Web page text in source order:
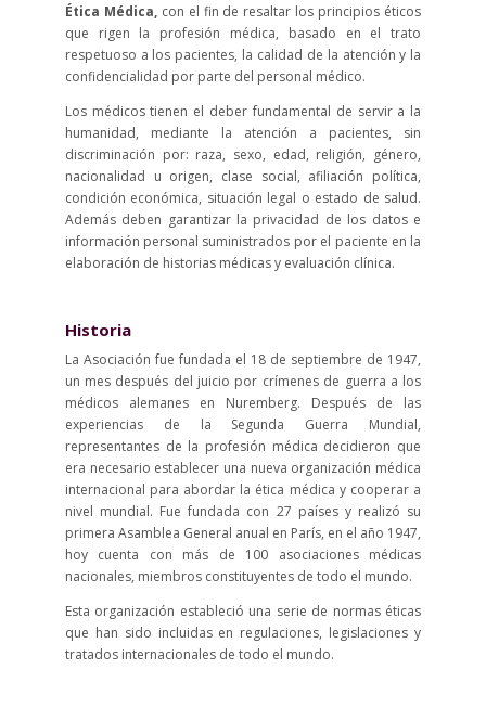
Ética Médica, con el fin de resaltar los principios éticos
que rigen la profesión médica, basado en el trato
respetuoso a los pacientes, la calidad de la atención y la
confidencialidad por parte del personal médico.
Los médicos tienen el deber fundamental de servir a la
humanidad, mediante la atención a pacientes, sin
discriminación por: raza, sexo, edad, religión, género,
nacionalidad u origen, clase social, afiliación política,
condición económica, situación legal o estado de salud.
Además deben garantizar la privacidad de los datos e
información personal suministrados por el paciente en la
elaboración de historias médicas y evaluación clínica.
Historia
La Asociación fue fundada el 18 de septiembre de 1947,
un mes después del juicio por crímenes de guerra a los
médicos alemanes en Nuremberg. Después de las
experiencias de la Segunda Guerra Mundial,
representantes de la profesión médica decidieron que
era necesario establecer una nueva organización médica
internacional para abordar la ética médica y cooperar a
nivel mundial. Fue fundada con 27 países y realizó su
primera Asamblea General anual en París, en el año 1947,
hoy cuenta con más de 100 asociaciones médicas
nacionales, miembros constituyentes de todo el mundo.
Esta organización estableció una serie de normas éticas
que han sido incluidas en regulaciones, legislaciones y
tratados internacionales de todo el mundo.